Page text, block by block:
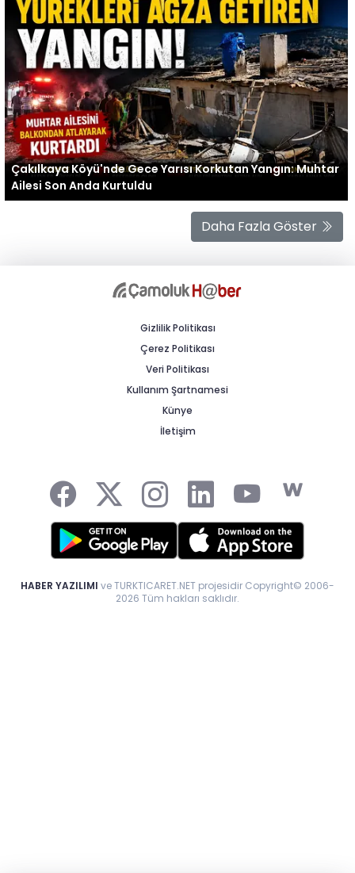
Çakılkaya Köyü'nde Gece Yarısı Korkutan Yangın: Muhtar
Ailesi Son Anda Kurtuldu
Daha Fazla Göster
Gizlilik Politikası
Çerez Politikası
Veri Politikası
Kullanım Şartnamesi
Künye
İletişim
HABER YAZILIMI ve TURKTICARET.NET projesidir Copyright© 2006-
2026 Tüm hakları saklıdır.